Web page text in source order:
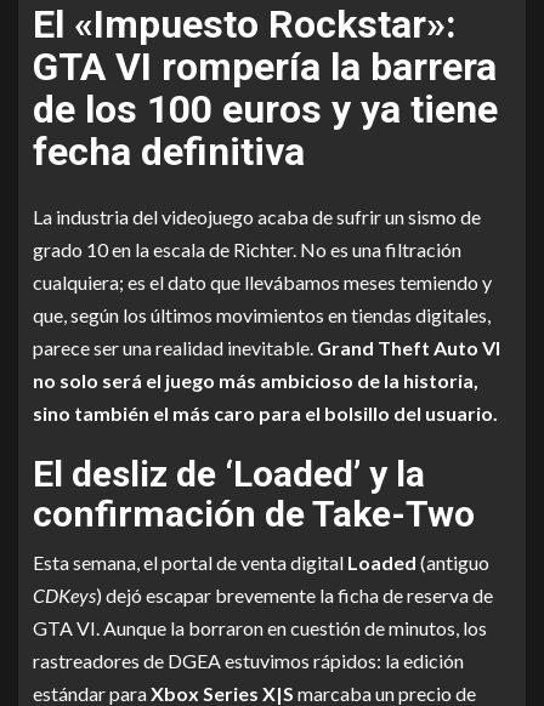
El «Impuesto Rockstar»:
GTA VI rompería la barrera
de los 100 euros y ya tiene
fecha definitiva
La industria del videojuego acaba de sufrir un sismo de
grado 10 en la escala de Richter. No es una filtración
cualquiera; es el dato que llevábamos meses temiendo y
que, según los últimos movimientos en tiendas digitales,
parece ser una realidad inevitable. Grand Theft Auto VI
no solo será el juego más ambicioso de la historia,
sino también el más caro para el bolsillo del usuario.
El desliz de ‘Loaded’ y la
confirmación de Take-Two
Esta semana, el portal de venta digital Loaded (antiguo
CDKeys) dejó escapar brevemente la ficha de reserva de
GTA VI. Aunque la borraron en cuestión de minutos, los
rastreadores de DGEA estuvimos rápidos: la edición
estándar paraXbox Series X|S marcaba un precio de